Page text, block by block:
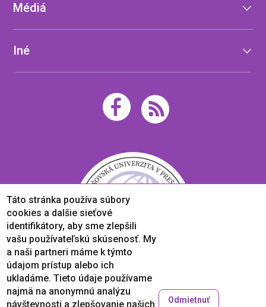
Médiá
Iné
Táto stránka používa súbory
cookies a dalšie sieťové
identifikátory, aby sme zlepšili
vašu používateľskú skúsenosť. My
a naši partneri máme k týmto
údajom prístup alebo ich
ukladáme. Tieto údaje používame
najmä na anonymnú analýzu
návštevnosti a zlepšovanie našich
Odmietnuť